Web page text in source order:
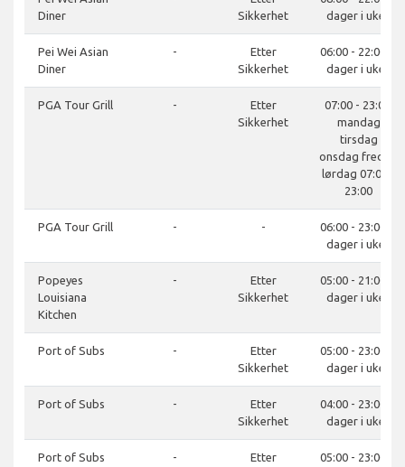
Diner
Sikkerhet
dager i uken
Pei Wei Asian
Diner
-
Etter
Sikkerhet
06:00 - 22:00, 7
dager i uken
PGA Tour Grill -
Etter
Sikkerhet
07:00 - 23:00,
mandag
tirsdag
onsdag fredag
lørdag 07:00 -
23:00
PGA Tour Grill - -
06:00 - 23:00, 7
dager i uken
Popeyes
Louisiana
Kitchen
-
Etter
Sikkerhet
05:00 - 21:00, 7
dager i uken
Port of Subs -
Etter
Sikkerhet
05:00 - 23:00, 7
dager i uken
Port of Subs -
Etter
Sikkerhet
04:00 - 23:00, 7
dager i uken
Port of Subs -
Etter
05:00 - 23:00, 7